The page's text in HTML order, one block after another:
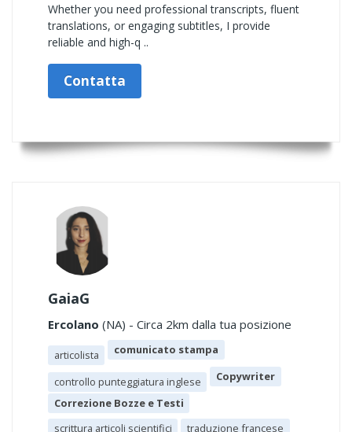
Whether you need professional transcripts, fluent
translations, or engaging subtitles, I provide
reliable and high-q ..
Contatta
GaiaG
Ercolano (NA) - Circa 2km dalla tua posizione
articolista comunicato stampa
controllo punteggiatura inglese
Copywriter
Correzione Bozze e Testi
scrittura articoli scientifici
traduzione francese